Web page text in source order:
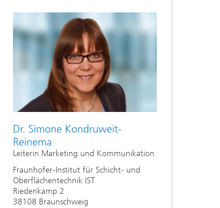
Dr. Simone Kondruweit-
Reinema
Leiterin Marketing und Kommunikation
Fraunhofer-Institut für Schicht- und
Oberflächentechnik IST
Riedenkamp 2
38108 Braunschweig